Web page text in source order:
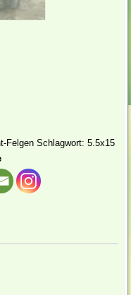
Felgen Schlagwort:5.5x15